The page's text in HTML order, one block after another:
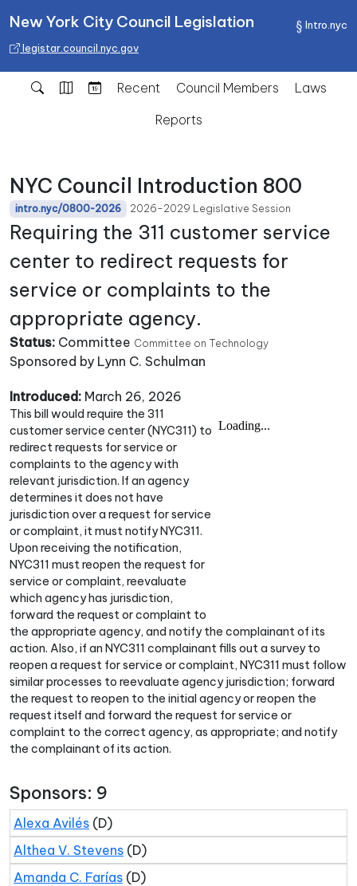
Intro.nyc
New York City Council Legislation
legistar.council.nyc.gov
Recent Council Members
Laws
Reports
NYC Council Introduction 800
intro.nyc/0800-2026 2026-2029 Legislative Session
Requiring the 311 customer service
center to redirect requests for
service or complaints to the
appropriate agency.
Status: Committee Committee on Technology
Sponsored by Lynn C. Schulman
Introduced: March 26, 2026
This bill would require the 311
customer service center (NYC311) to
redirect requests for service or
complaints to the agency with
relevant jurisdiction. If an agency
determines it does not have
jurisdiction over a request for service
or complaint, it must notify NYC311.
Upon receiving the notification,
NYC311 must reopen the request for
service or complaint, reevaluate
which agency has jurisdiction,
forward the request or complaint to
the appropriate agency, and notify the complainant of its
action. Also, if an NYC311 complainant fills out a survey to
reopen a request for service or complaint, NYC311 must follow
similar processes to reevaluate agency jurisdiction; forward
the request to reopen to the initial agency or reopen the
request itself and forward the request for service or
complaint to the correct agency, as appropriate; and notify
the complainant of its action.
Sponsors: 9
Alexa Avilés (D)
Althea V. Stevens (D)
Amanda C. Farías (D)